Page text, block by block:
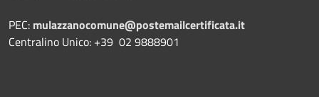
PEC: mulazzanocomune@postemailcertificata.it
Centralino Unico: +39 02 9888901